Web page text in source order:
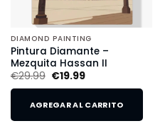
DIAMOND PAINTING
Pintura Diamante –
Mezquita Hassan II
€29.99 €19.99
AGREGAR AL CARRITO